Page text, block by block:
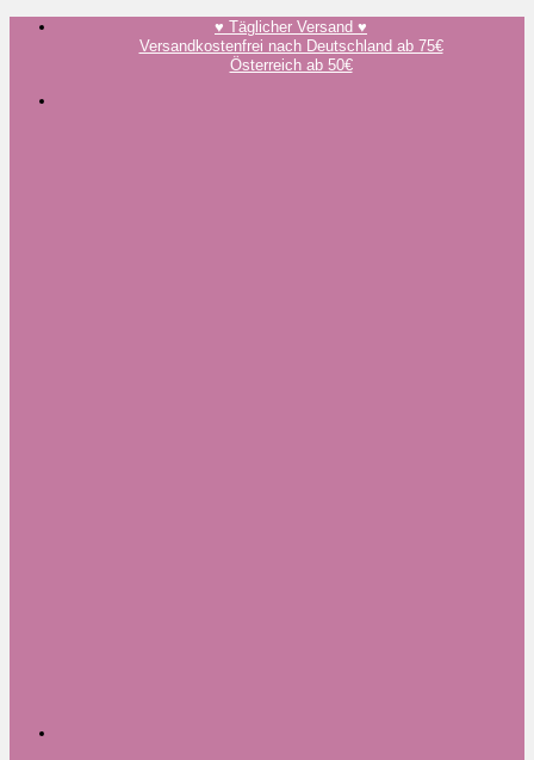
Zum
♥️ Täglicher Versand ♥️
Versandkostenfrei nach Deutschland ab 75€
Österreich ab 50€